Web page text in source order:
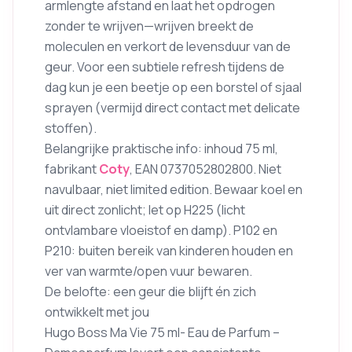
armlengte afstand en laat het opdrogen
zonder te wrijven—wrijven breekt de
moleculen en verkort de levensduur van de
geur. Voor een subtiele refresh tijdens de
dag kun je een beetje op een borstel of sjaal
sprayen (vermijd direct contact met delicate
stoffen).
Belangrijke praktische info: inhoud 75 ml,
fabrikantCoty, EAN 0737052802800. Niet
navulbaar, niet limited edition. Bewaar koel en
uit direct zonlicht; let op H225 (licht
ontvlambare vloeistof en damp). P102 en
P210: buiten bereik van kinderen houden en
ver van warmte/open vuur bewaren.
De belofte: een geur die blijft én zich
ontwikkelt met jou
Hugo Boss Ma Vie 75 ml- Eau de Parfum –